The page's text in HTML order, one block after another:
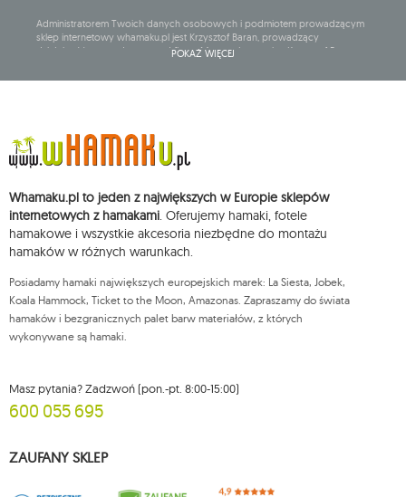
Administratorem Twoich danych osobowych i podmiotem prowadzącym
sklep internetowy whamaku.pl jest Krzysztof Baran, prowadzący
działalność gospodarczą pod firmą: Mouton Interactive Krzysztof Baran
Dane będą przetwarzane w celu wysyłki newslettera i przechowywane do
chwili rezygnacji z subskrypcji.
Przysługuje Ci prawo do żądania dostępu do swoich danych osobowych,
sprzeciwu wobec przetwarzania swoich danych oraz prawo do
wniesienia skargi do organu nadzorczego oraz cofnięcia zgody w
dowolnym momencie bez wpływu na zgodność z prawem przetwarzania,
którego dokonano na podstawie zgody przed jej cofnięciem. W tym celu
możesz kontaktować się z działem obsługi klienta Mouton Interactive pod
Więcej informacji: www.mouton.pl/ODO
POKAŻ WIĘCEJ
Whamaku.pl to jeden z największych w Europie sklepów
internetowych z hamakami. Oferujemy hamaki, fotele
hamakowe i wszystkie akcesoria niezbędne do montażu
hamaków w różnych warunkach.
Posiadamy hamaki największych europejskich marek: La Siesta, Jobek,
Koala Hammock, Ticket to the Moon, Amazonas. Zapraszamy do świata
hamaków i bezgranicznych palet barw materiałów, z których
wykonywane są hamaki.
Masz pytania? Zadzwoń (pon.-pt. 8:00-15:00)
600 055 695
ZAUFANY SKLEP